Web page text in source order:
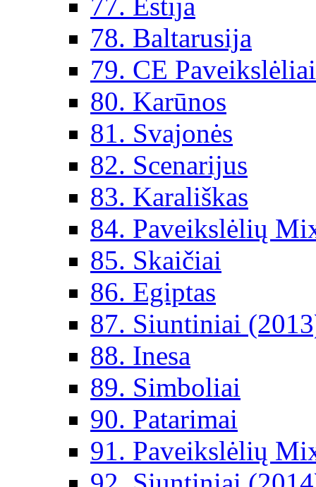
78. Baltarusija
79. CE
80. Karūnos
81. Svajonės
82. Scenarijus
83. Karališkas
84. Paveikslėlių
85. Skaičiai
86. Egiptas
87. Siuntiniai
88. Inesa
89. Simboliai
90. Patarimai
91. Paveikslėlių